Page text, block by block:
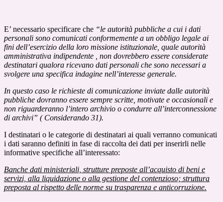
E’ necessario specificare che “le autorità pubbliche a cui i dati
personali sono comunicati conformemente a un obbligo legale ai
fini dell’esercizio della loro missione istituzionale, quale autorità
amministrativa indipendente , non dovrebbero essere considerate
destinatari qualora ricevano dati personali che sono necessari a
svolgere una specifica indagine nell’interesse generale.
In questo caso le richieste di comunicazione inviate dalle autorità
pubbliche dovranno essere sempre scritte, motivate e occasionali e
non riguarderanno l’intero archivio o condurre all’interconnessione
di archivi” ( Considerando 31).
I destinatari o le categorie di destinatari ai quali verranno comunicati
i dati saranno definiti in fase di raccolta dei dati per inserirli nelle
informative specifiche all’interessato:
Banche dati ministeriali, strutture preposte all’acquisto di beni e
servizi, alla liquidazione o alla gestione del contenzioso; struttura
preposta al rispetto delle norme su trasparenza e anticorruzione.